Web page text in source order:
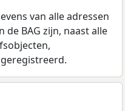
van alle adressen
de BAG zijn, naast alle